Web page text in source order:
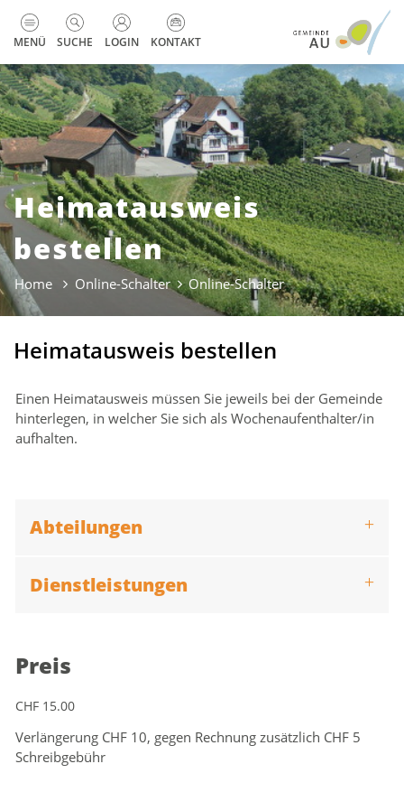
zur Startseite
Direkt zur Hauptnavigation
Direkt zum Inhalt
Direkt zur Suche
Direkt zum Stichwortverzeichnis
Kopfzeile
MENÜ SUCHE LOGIN KONTAKT
Heimatausweis
bestellen
Home Online-Schalter Online-Schalter(ausgewählt)
Heimatausweis bestellen
Einen Heimatausweis müssen Sie jeweils bei der Gemeinde
hinterlegen, in welcher Sie sich als Wochenaufenthalter/in
aufhalten.
Zugehörige Objekte
Abteilungen
Dienstleistungen
Preis
CHF 15.00
Verlängerung CHF 10, gegen Rechnung zusätzlich CHF 5
Schreibgebühr